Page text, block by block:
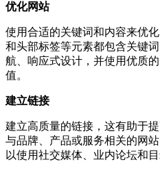
优化网站
使用合适的关键词和内容来优
和头部标签等元素都包含关键
航、响应式设计，并使用优质
值。
建立链接
建立高质量的链接，这有助于
与品牌、产品或服务相关的网
以使用社交媒体、业内论坛和